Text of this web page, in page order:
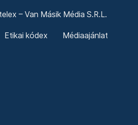
– Van Másik Média S.R.L.
Etikai kódex Médiaajánlat